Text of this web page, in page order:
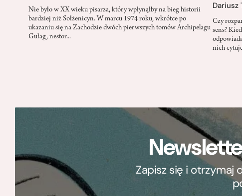
Nie było w XX wieku pisarza, który wpłynąłby na bieg historii
bardziej niż Sołżenicyn. W marcu 1974 roku, wkrótce po
ukazaniu się na Zachodzie dwóch pierwszych tomów Archipelagu
Gułag, nestor...
Dariusz
Czy
sens?
nich
Zapisz się i otrzymaj